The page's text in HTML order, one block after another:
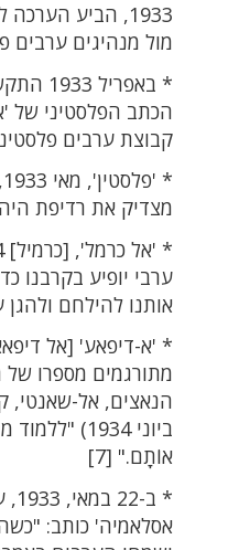
1933, הביע
מול מנהיגים ערבים
*
הכתב הפלסטיני של
קבוצת ערבים
מצדיק את רדיפת
ערבי יופיע בקרבנו
אותנו להילחם ולהגן
* 'א-דיפאע' [אל
מתורגמים מספרו
ביוני 1934)
אוֹתָם." [7]
*
אסלאמיה' כותב: